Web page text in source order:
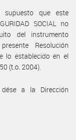
supuesto que este
SOCIAL no
del instrumento
Resolución
lo establecido en el
(t.o. 2004).
dése a la Dirección